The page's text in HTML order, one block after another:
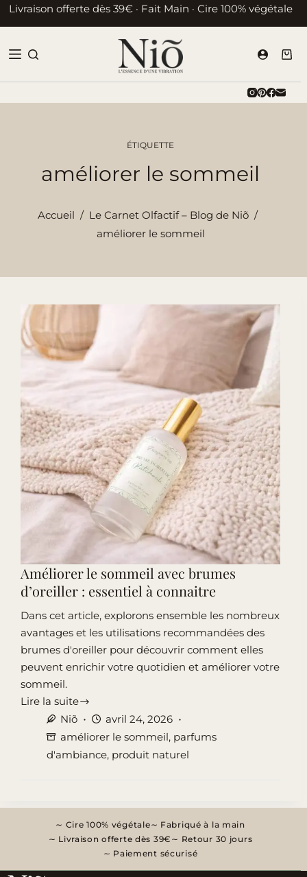
Passer
au
Livraison offerte dès 39€ · Fait Main · Cire 100% végétale
ÉTIQUETTE
améliorer le sommeil
Accueil / Le Carnet Olfactif – Blog de Niõ /
améliorer le sommeil
Améliorer le sommeil avec brumes
d’oreiller : essentiel à connaitre
Dans cet article, explorons ensemble les nombreux
avantages et les utilisations recommandées des
brumes d'oreiller pour découvrir comment elles
peuvent enrichir votre quotidien et améliorer votre
sommeil.
Lire la suite
Améliorer
sommeil
essentiel
connaitre
Niõ
avril 24, 2026
améliorer le sommeil, parfums
d'ambiance, produit naturel
Cire 100% végétale
Fabriqué à la main
Livraison offerte dès 39€
Retour 30 jours
Paiement sécurisé